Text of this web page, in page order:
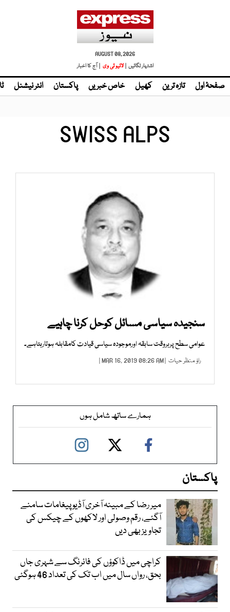
AUGUST 08, 2026
اشتہار لگائیں |
| آج کا اخبار
صفحۂ اول تازہ ترین کھیل خاص خبریں پاکستان انٹر نیشنل
SWISS ALPS
سنجیدہ سیاسی مسائل کوحل کرنا چاہیے
عوامی سطح پرہروقت سابقہ اورموجودہ سیاسی قیادت کامقابلہ ہوتارہتاہے۔
راؤ منظر حیات | MAR 16, 2019 08:26 AM |
ہمارے ساتھ شامل ہوں
پاکستان
میر رضا کے مبینہ آخری آڈیو پیغامات سامنے
آگئے، رقم وصولی اور لاکھوں کے چیکس کی
تجاویز بھی دیں
کراچی میں ڈاکوؤں کی فائرنگ سے شہری جاں
بحق، رواں سال میں اب تک کی تعداد 46 ہوگئی